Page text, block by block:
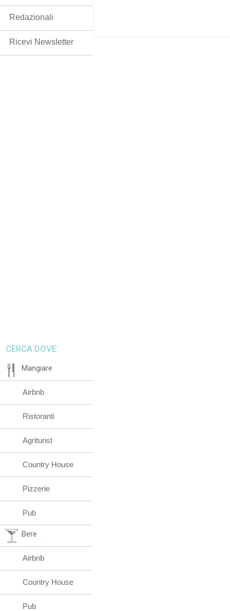
Redazionali
Ricevi Newsletter
CERCA DOVE:
Mangiare
Airbnb
Ristoranti
Agriturist
Country House
Pizzerie
Pub
Bere
Airbnb
Country House
Pub